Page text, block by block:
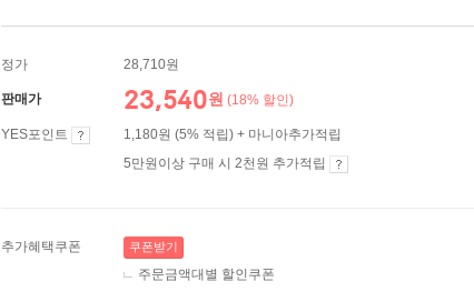
정가 28,710원
판매가 23,540원 (18% 할인)
YES포인트
1,180원 (5% 적립) + 마니아추가적립
5만원이상 구매 시 2천원 추가적립
추가혜택쿠폰 쿠폰받기
주문금액대별 할인쿠폰